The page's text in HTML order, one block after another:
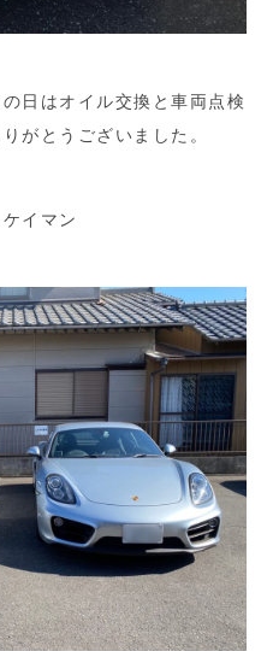
日はオイル交換と車両点検
がとうございました。
イマン